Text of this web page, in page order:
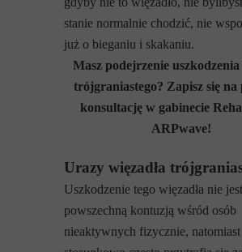
stanie normalnie chodzić, nie
już o bieganiu i skakaniu.
Masz podejrzenie uszkodzenia
trójgraniastego? Zapisz się na
konsultację w gabinecie
ARPwave!
Urazy więzadła
Uszkodzenie tego więzadła nie jest
powszechną kontuzją wśród osób
nieaktywnych fizycznie, natomiast